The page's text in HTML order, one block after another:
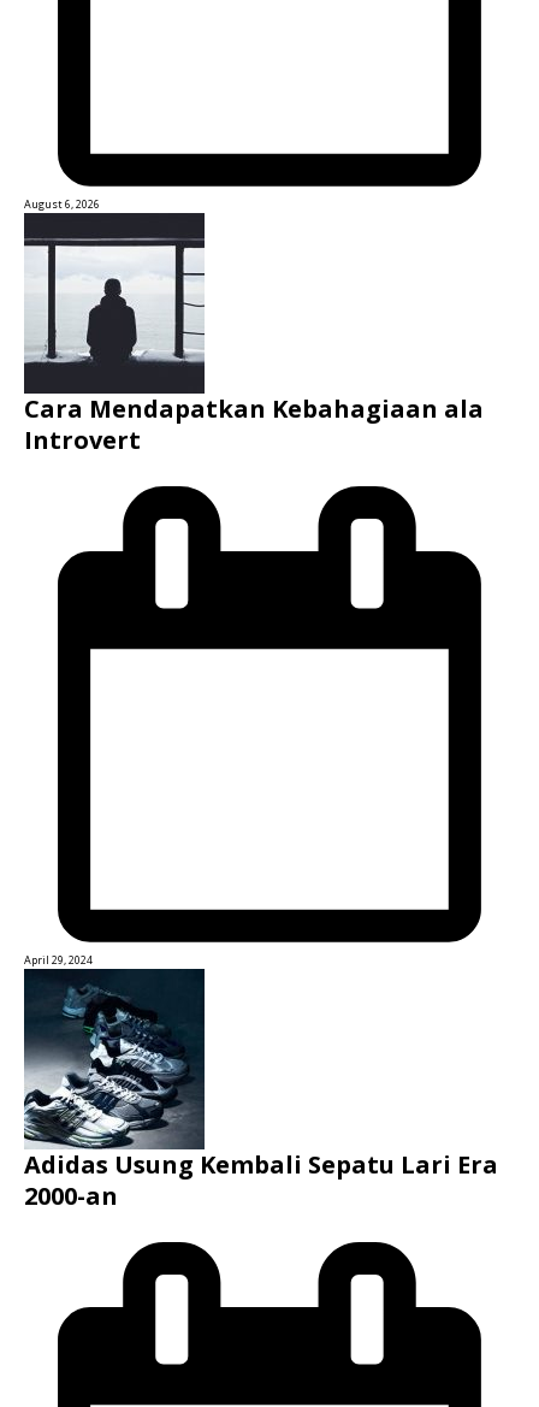
August 6, 2026
Cara Mendapatkan Kebahagiaan ala
Introvert
April 29, 2024
Adidas Usung Kembali Sepatu Lari Era
2000-an